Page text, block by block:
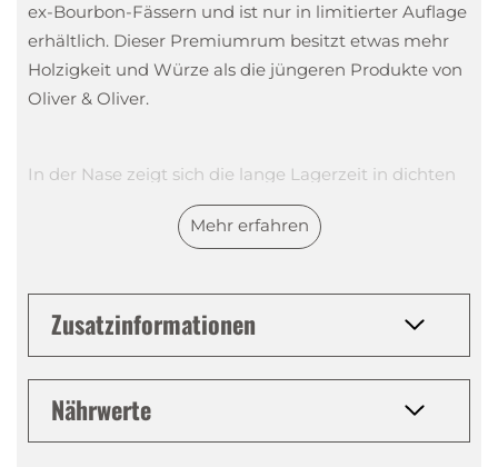
ex-Bourbon-Fässern und ist nur in limitierter Auflage
erhältlich. Dieser Premiumrum besitzt etwas mehr
Holzigkeit und Würze als die jüngeren Produkte von
Oliver & Oliver.
In der Nase zeigt sich die lange Lagerzeit in dichten
und komplexen Noten von Toffee, Schokolade, süsser
Vanille, Kaffee, Kakao.
komplexe Körper dieses Rums Honigsüsse, Kakao,
Das Lange, weiche, runde und süsslich-würzige
Mehr erfahren
Zusatzinformationen
Nährwerte